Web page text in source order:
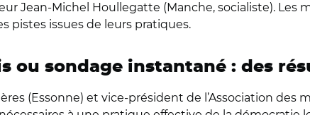
Jean-Michel Houllegatte (Manche, socialiste). Les
pistes issues de leurs pratiques.
ou sondage instantané : des
(Essonne) et vice-président de l’Association des